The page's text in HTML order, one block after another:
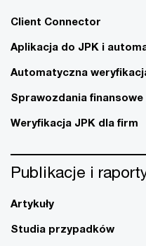
Client Connector
Aplikacja do JPK i
Automatyczna
Sprawozdania finansowe
Weryfikacja JPK dla firm
Publikacje i
Artykuły
Studia przypadków